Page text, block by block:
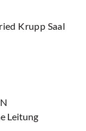
Krupp Saal
Leitung